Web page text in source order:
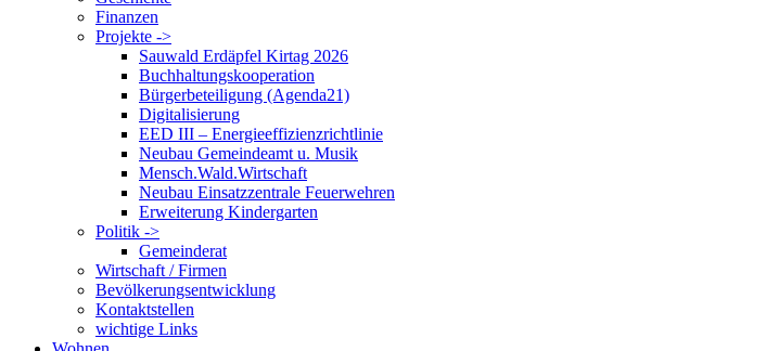
Finanzen
Projekte ->
Sauwald Erdäpfel Kirtag 2026
Buchhaltungskooperation
Bürgerbeteiligung (Agenda21)
Digitalisierung
EED III – Energieeffizienzrichtlinie
Neubau Gemeindeamt u. Musik
Mensch.Wald.Wirtschaft
Neubau Einsatzzentrale Feuerwehren
Erweiterung Kindergarten
Politik ->
Gemeinderat
Wirtschaft / Firmen
Bevölkerungsentwicklung
Kontaktstellen
wichtige Links